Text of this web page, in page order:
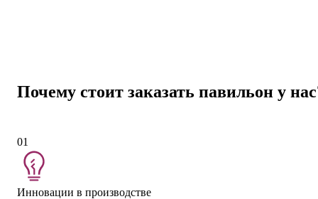
Почему стоит заказать павильон у
01
Инновации в производстве